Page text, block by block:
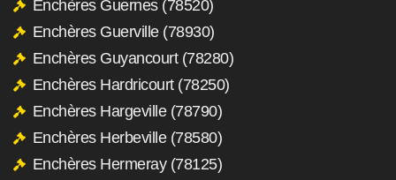
Enchères Guernes (78520)
Enchères Guerville (78930)
Enchères Guyancourt (78280)
Enchères Hardricourt (78250)
Enchères Hargeville (78790)
Enchères Herbeville (78580)
Enchères Hermeray (78125)